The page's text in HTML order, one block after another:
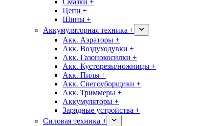
Смазки +
Цепи +
Шины +
Аккумуляторная техника +
Акк. Аэраторы +
Акк. Воздуходувки +
Акк. Газонокосилки +
Акк. Кусторезы/ножницы +
Акк. Пилы +
Акк. Снегоуборщики +
Акк. Триммеры +
Аккумуляторы +
Зарядные устройства +
Силовая техника +